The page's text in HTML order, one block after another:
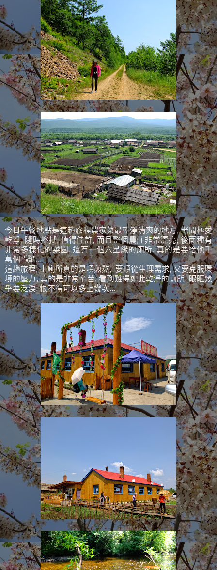
今日午餐地點是這趟旅程農家菜最乾淨清爽的地方, 老闆極愛
乾淨, 隨時擦拭, 值得佳許, 而且整個農莊非常漂亮, 後面種有
非常多樣化的菜園, 還有一個六星級的廁所, 真的是要給他千
萬個 "讚"...
這趟旅程, 上廁所真的是項煎熬, 要順從生理需求, 又要克服環
境的壓力, 真的是非常辛苦, 看到難得如此乾淨的廁所, 眼眶幾
乎要泛淚, 恨不得可以多上幾次...